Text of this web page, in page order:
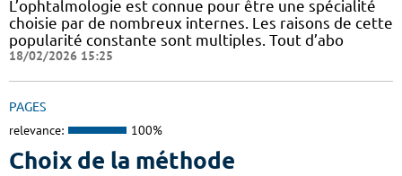
L’ophtalmologie est connue pour être une spécialité
choisie par de nombreux internes. Les raisons de cette
popularité constante sont multiples. Tout d’abo
18/02/2026 15:25
PAGES
relevance: 100%
Choix de la méthode